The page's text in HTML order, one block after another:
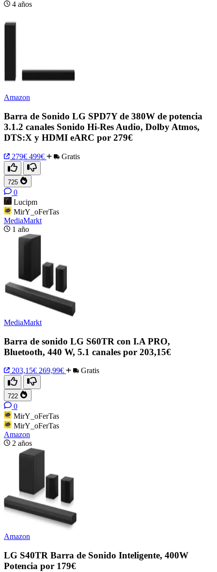
4 años
Amazon
Barra de Sonido LG SPD7Y de 380W de potencia
3.1.2 canales Sonido Hi-Res Audio, Dolby Atmos,
DTS:X y HDMI eARC por 279€
279€ 499€ Gratis
725
0
Lucipm
MirY_oFerTas
MediaMarkt
1 año
MediaMarkt
Barra de sonido LG S60TR con I.A PRO,
Bluetooth, 440 W, 5.1 canales por 203,15€
203,15€ 269,99€ Gratis
722
0
MirY_oFerTas
MirY_oFerTas
Amazon
2 años
Amazon
LG S40TR Barra de Sonido Inteligente, 400W
Potencia por 179€